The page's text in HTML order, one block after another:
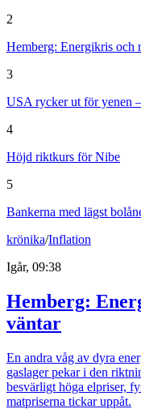
2
Hemberg: Energikris och
3
USA rycker ut för yenen
4
Höjd riktkurs för Nibe
5
Bankerna med lägst
krönika/Inflation
Igår, 09:38
Hemberg:
väntar
En andra våg av dyra
gaslager pekar i den
besvärligt höga elpriser,
matpriserna tickar uppåt.